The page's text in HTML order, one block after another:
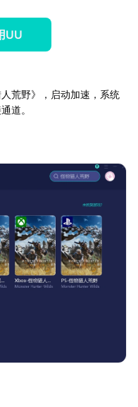
UU
荒野》，启动加速，系统
道。